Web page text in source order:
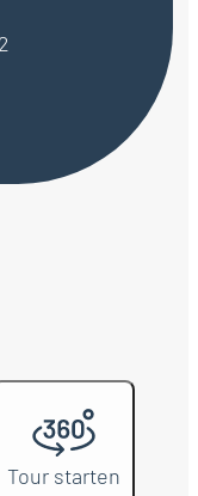
Tour starten